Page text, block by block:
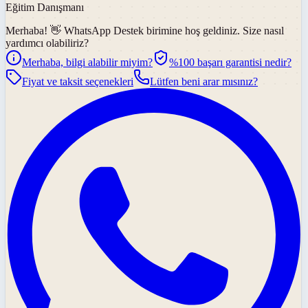
Eğitim Danışmanı
Merhaba! 👋 WhatsApp Destek birimine hoş geldiniz. Size nasıl
yardımcı olabiliriz?
Merhaba, bilgi alabilir miyim?
%100 başarı garantisi nedir?
Fiyat ve taksit seçenekleri
Lütfen beni arar mısınız?